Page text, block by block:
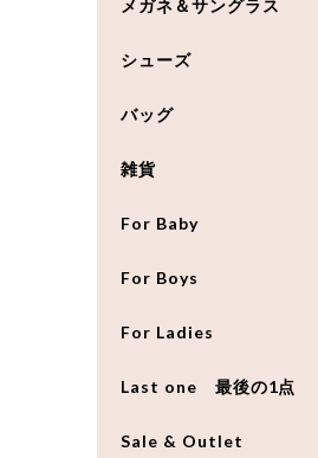
メガネ＆サングラス
シューズ
バッグ
雑貨
For Baby
For Boys
For Ladies
Last one 最後の1点
Sale & Outlet